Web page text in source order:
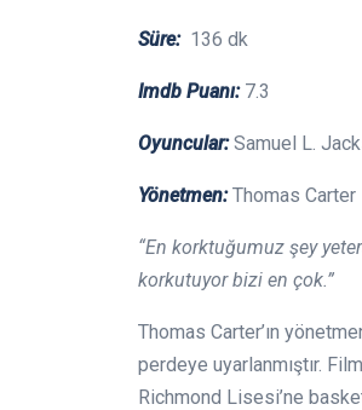
Süre: 136 dk
Imdb Puanı: 7.3
Oyuncular:Samuel L.
Yönetmen:Thomas Carter
“En korktuğumuz şey
korkutuyor bizi en çok.”
Thomas Carter’ın
perdeye uyarlanmıştır.
Richmond Lisesi’ne